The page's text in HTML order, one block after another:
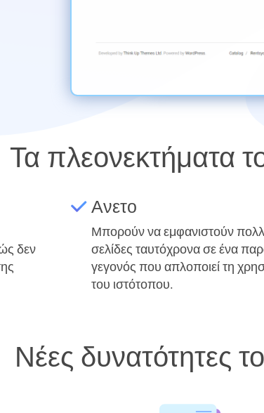
Τα πλεονεκτήματα
δεν
Ανετο
Μπορούν να εμφανιστούν
σελίδες ταυτόχρονα σε ένα
γεγονός που απλοποιεί τη
του ιστότοπου.
Νέες δυνατότητες